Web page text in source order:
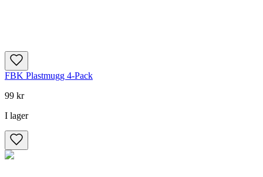
FBK Plastmugg 4-Pack
99 kr
I lager